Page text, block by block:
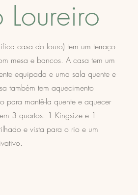
casa do louro) tem um terraço
mesa e bancos. A casa tem um
equipada e uma sala quente e
também tem aquecimento
para mantê-la quente e aquecer
3 quartos: 1 Kingsize e 1
e vista para o rio e um